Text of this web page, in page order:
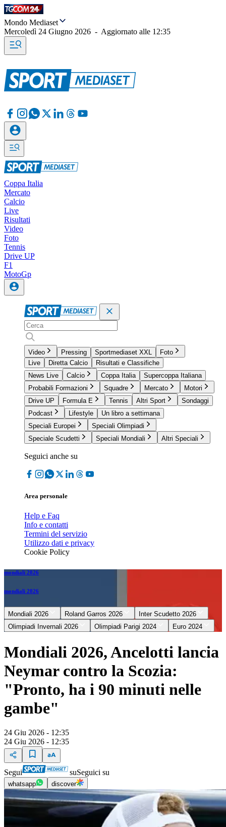
Mondo Mediaset
Mercoledì 24 Giugno 2026 - Aggiornato alle 12:35
Coppa Italia
Mercato
Calcio
Live
Risultati
Video
Foto
Tennis
Drive UP
F1
MotoGp
Video Pressing Sportmediaset XXL
Foto
Live
Diretta Calcio
Risultati e Classifiche
News Live
Calcio Coppa Italia
Supercoppa Italiana
Probabili Formazioni
Squadre Mercato
Motori
Drive UP
Formula E Tennis Altri Sport
Sondaggi
Podcast
Lifestyle
Un libro a settimana
Speciali Europei
Speciali Olimpiadi
Speciale Scudetti
Speciali Mondiali Altri Speciali
Seguici anche su
Area personale
Help e Faq
Info e contatti
Termini del servizio
Utilizzo dati e privacy
Cookie Policy
mondiali 2026
mondiali 2026
Mondiali 2026 Roland Garros 2026
Inter Scudetto 2026
Olimpiadi Invernali 2026
Olimpiadi Parigi 2024 Euro 2024
Mondiali 2026, Ancelotti lancia
Neymar contro la Scozia:
"Pronto, ha i 90 minuti nelle
gambe"
24 Giu 2026 - 12:35
24 Giu 2026 - 12:35
Segui suSeguici su
whatsapp discover